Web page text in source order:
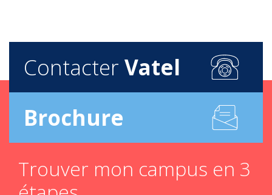
Contacter Vatel
Brochure
Trouver mon campus en 3